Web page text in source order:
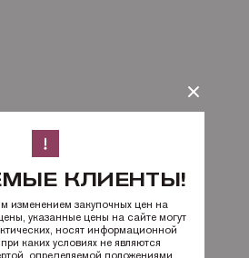
КЛИЕНТЫ!
изменением закупочных цен на
указанные цены на сайте могут
носят информационной
каких условиях не являются
определяемой положениями